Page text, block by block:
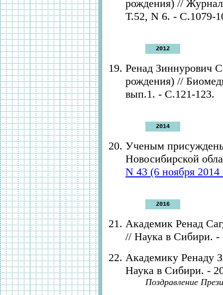
рождения) //
Т.52, N 6. - С.1079-
2012
Ренад Зиннурович
рождения) //
вып.1. - С.121-123.
2014
Ученым
Новосибирской
N 43 (6 ноября 2014
2016
Академик Ренад
// Наука в Сибири.
Академику Ренаду
Наука в Сибири. -
Поздравление